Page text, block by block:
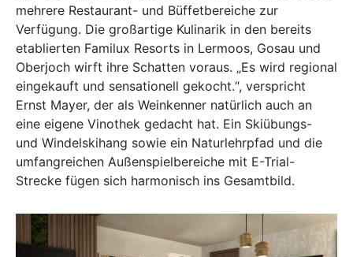
mehrere Restaurant- und Büffetbereiche zur
Verfügung. Die großartige Kulinarik in den bereits
etablierten Familux Resorts in Lermoos, Gosau und
Oberjoch wirft ihre Schatten voraus. „Es wird regional
eingekauft und sensationell gekocht.“, verspricht
Ernst Mayer, der als Weinkenner natürlich auch an
eine eigene Vinothek gedacht hat. Ein Skiübungs-
und Windelskihang sowie ein Naturlehrpfad und die
umfangreichen Außenspielbereiche mit E-Trial-
Strecke fügen sich harmonisch ins Gesamtbild.